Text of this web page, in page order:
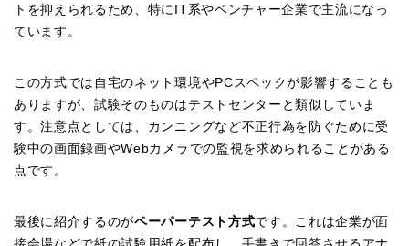
トを抑えられるため、特にIT系やベンチャー企業で主流になっ
ています。
この方式では自宅のネット環境やPCスペックが影響することも
ありますが、試験そのものはテストセンターと類似していま
す。注意点としては、カンニングなど不正行為を防ぐために受
験中の画面録画やWebカメラでの監視を求められることがある
点です。
最後に紹介するのがペーパーテスト方式です。これは企業が面